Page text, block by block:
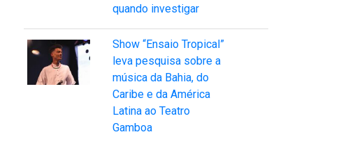
quando investigar
Show “Ensaio Tropical”
leva pesquisa sobre a
música da Bahia, do
Caribe e da América
Latina ao Teatro
Gamboa